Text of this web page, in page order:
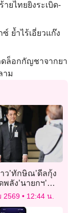
ายไทยยิงระเบิด-
ย้ำไร้เอี่ยวแก๊ง
ดล็อกกัญชาจากยา
าม
ว’ทักษิณ’ดีลกุ้ง
พลัง’นายกฯ’ย้ำ
เอง นัดหมาย
าเลเซีย ไว้ก่อน
2569 12:44 น.